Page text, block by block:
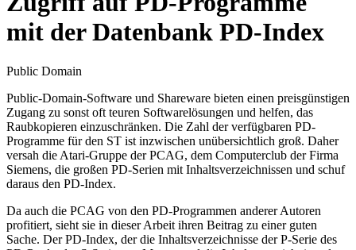
mit der Datenbank PD-Index
Public Domain
Public-Domain-Software und Shareware bieten einen preisgünstigen
Zugang zu sonst oft teuren Softwarelösungen und helfen, das
Raubkopieren einzuschränken. Die Zahl der verfügbaren PD-
Programme für den ST ist inzwischen unübersichtlich groß. Daher
versah die Atari-Gruppe der PCAG, dem Computerclub der Firma
Siemens, die großen PD-Serien mit Inhaltsverzeichnissen und schuf
daraus den PD-Index.
Da auch die PCAG von den PD-Programmen anderer Autoren
profitiert, sieht sie in dieser Arbeit ihren Beitrag zu einer guten
Sache. Der PD-Index, der die Inhaltsverzeichnisse der P-Serie des